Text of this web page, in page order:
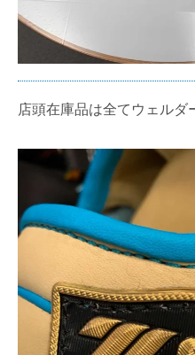
店頭在庫品は全てウェルダ